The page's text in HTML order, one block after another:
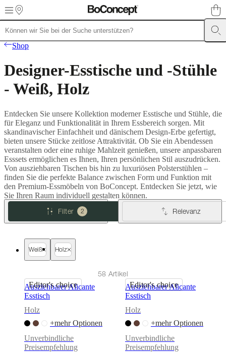
Skip to main content
MöbelSofas
Tische Betten
Outdoor-
MöbelLampenTeppicheAccessoires KollektionenSofa
Kollektionen
KollektionenStuhl
Sessel
collections AufbewahrungslösungenAccessoiresStoff-
und
Lederkollektion OutletRäumeWohnzimmerEsszimmerSchlafzimmer
RäumeHome
OfficesBoConcept
+
Helena
ChristensenInspirationKundenbetreuungKontaktLieferung
EinrichtungsberatungKostenlose
Muster
Store
BoConceptWerteCorporate
GeschichtePresse
LoungeHandwerkskunst
DesignerIndividuelle
GestaltungKarriereStandards
certifications
BarrierefreiheitserklärungFranchise-
werdenProfessionalsTrade
ProgrammProjectsArticles
Shop
Designer-Esstische und -Stühle
- Weiß, Holz
Entdecken Sie unsere Kollektion moderner Esstische und Stühle, die
für Eleganz und Funktionalität in Ihrem Essbereich sorgen. Mit
skandinavischer Einfachheit und dänischem Design-Erbe gefertigt,
bieten unsere Stücke zeitlose Attraktivität. Ob Sie ein Abendessen
veranstalten oder eine ruhige Mahlzeit genießen, unsere anpassbaren
Esssets ermöglichen es Ihnen, Ihren persönlichen Stil auszudrücken.
Von ausziehbaren Tischen bis hin zu luxuriösen Polsterstühlen –
finden Sie die perfekte Balance zwischen Form und Funktion mit
den Premium-Essmöbeln von BoConcept. Entdecken Sie jetzt, wie
Sie Ihren Raum individuell gestalten können.
Filter
2 Relevanz
Weiß Holz
58 Artikel
Editor's choice
Ausziehbarer Alicante
Esstisch
Holz
+mehr Optionen
Unverbindliche
Preisempfehlung
Editor's choice
Ausziehbarer Alicante
Esstisch
Holz
+mehr Optionen
Unverbindliche
Preisempfehlung